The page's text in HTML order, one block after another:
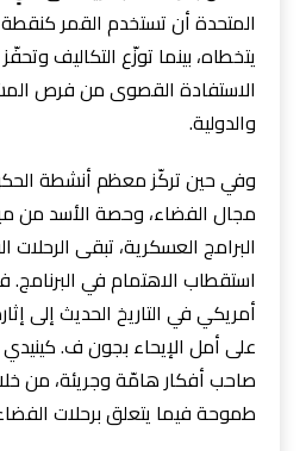
المتحدة أن تستخدم القمر
يتخطاه، بينما توزّع التكاليف
الاستفادة القصوى من فرص
والدولية.
وفي حين تركّز معظم أنشطة
مجال الفضاء، وحصة الأسد من
البرامج العسكرية، تبقى الرحلات
استقطاب الاهتمام في
أمريكي في التاريخ الحديث إلى
على أمل الإيحاء بجون ف.
صاحب أفكار هامّة وجريئة، من
طموحة فيما يتعلق برحلات